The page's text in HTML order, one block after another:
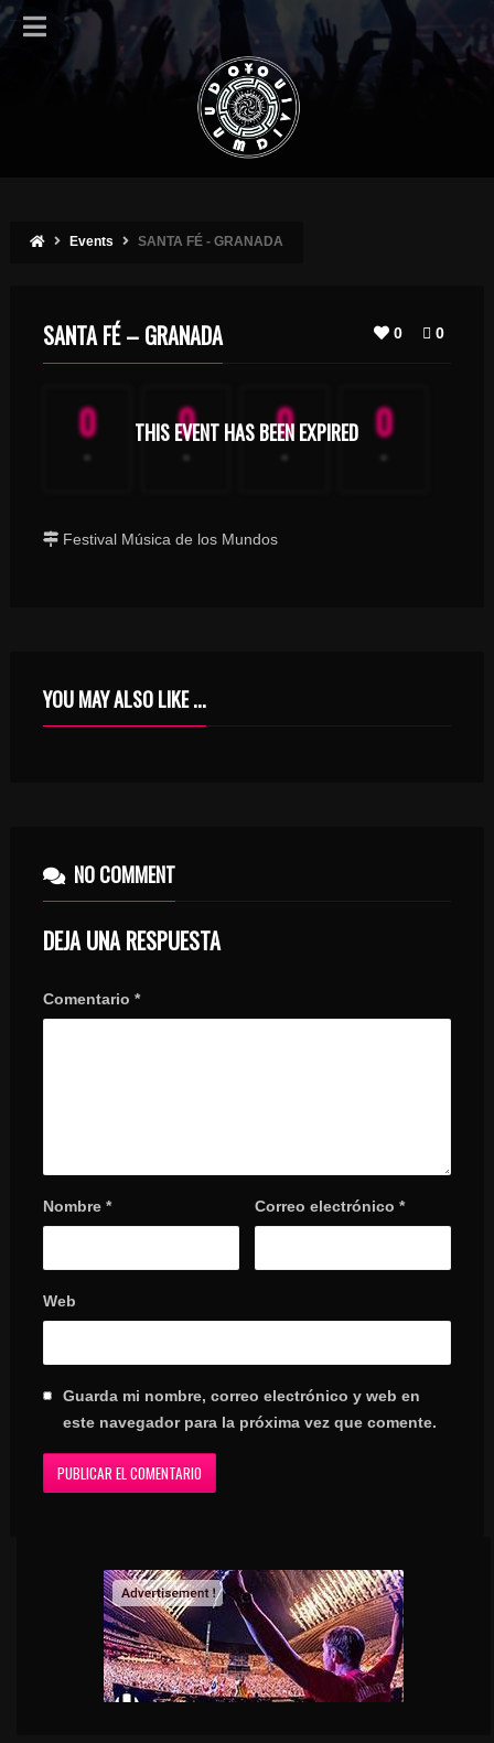
Events SANTA FÉ - GRANADA
0 0
SANTA FÉ – GRANADA
0
-
0
-
0
-
0
-
THIS EVENT HAS BEEN EXPIRED
Festival Música de los Mundos
YOU MAY ALSO LIKE ...
BILBAO
NO COMMENT
DEJA UNA RESPUESTA
Comentario *
Nombre * Correo electrónico*
Web
Guarda mi nombre, correo electrónico y web en
este navegador para la próxima vez que comente.